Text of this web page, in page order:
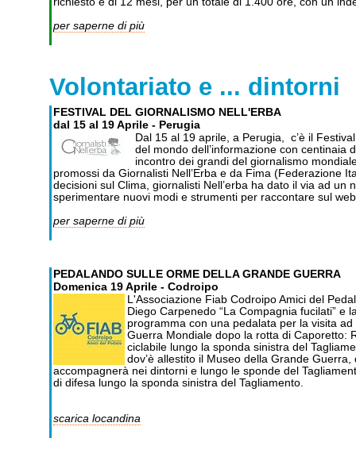
per saperne di più
Volontariato e ... dintorni
FESTIVAL DEL GIORNALISMO NELL'ERBA
dal 15 al 19 Aprile - Perugia
Dal 15 al 19 aprile, a Perugia, c’è il
del mondo dell’informazione con centinaia
incontro dei grandi del giornalismo
promossi da Giornalisti Nell’Erba e da Fima (Federazione
decisioni sul Clima, giornalisti Nell’erba ha dato il via ad
sperimentare nuovi modi e strumenti per raccontare sul
per saperne di più
PEDALANDO SULLE ORME DELLA GRANDE GUERRA
Domenica 19 Aprile - Codroipo
L'Associazione Fiab Codroipo Amici del
Diego Carpenedo “La Compagnia fucilati” e
programma con una pedalata per la visita
Guerra Mondiale dopo la rotta di Caporetto:
ciclabile lungo la sponda sinistra del
dov’è allestito il Museo della Grande
accompagnerà nei dintorni e lungo le sponde del
di difesa lungo la sponda sinistra del Tagliamento.
scarica locandina